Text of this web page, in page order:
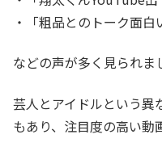
・「粗品とのトーク面白
などの声が多く見られま
芸人とアイドルという異
もあり、注目度の高い動